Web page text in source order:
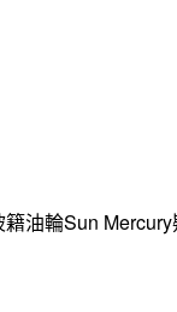
油輪Sun